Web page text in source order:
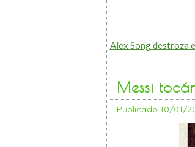
Alex Song destroza
Messi
Publicado 10/01/